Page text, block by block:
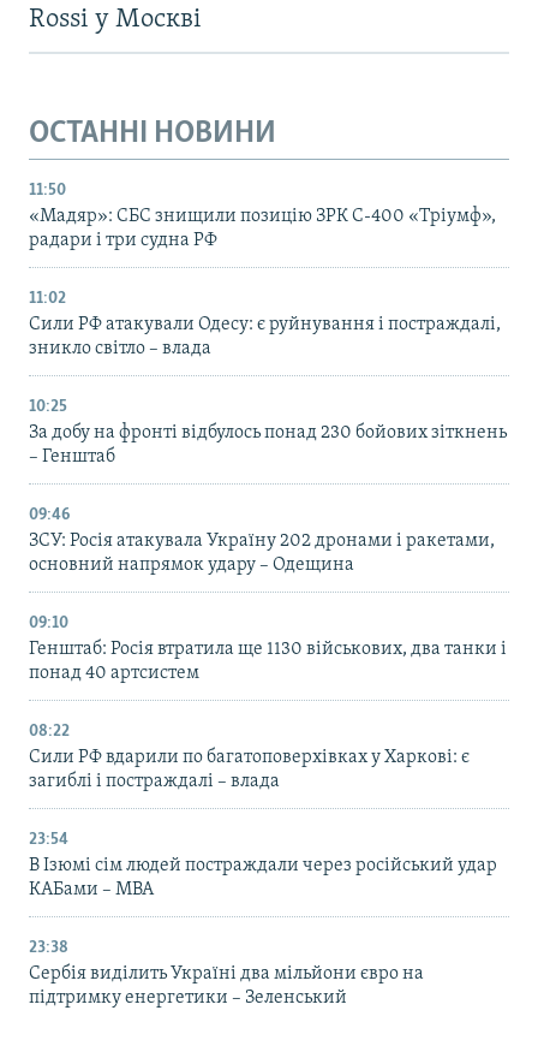
Rossi у Москві
ОСТАННІ НОВИНИ
11:50
«Мадяр»: СБС знищили позицію ЗРК С-400 «Тріумф»,
радари і три судна РФ
11:02
Сили РФ атакували Одесу: є руйнування і постраждалі,
зникло світло – влада
10:25
За добу на фронті відбулось понад 230 бойових зіткнень
– Генштаб
09:46
ЗСУ: Росія атакувала Україну 202 дронами і ракетами,
основний напрямок удару – Одещина
09:10
Генштаб: Росія втратила ще 1130 військових, два танки і
понад 40 артсистем
08:22
Сили РФ вдарили по багатоповерхівках у Харкові: є
загиблі і постраждалі – влада
23:54
В Ізюмі сім людей постраждали через російський удар
КАБами – МВА
23:38
Сербія виділить Україні два мільйони євро на
підтримку енергетики – Зеленський